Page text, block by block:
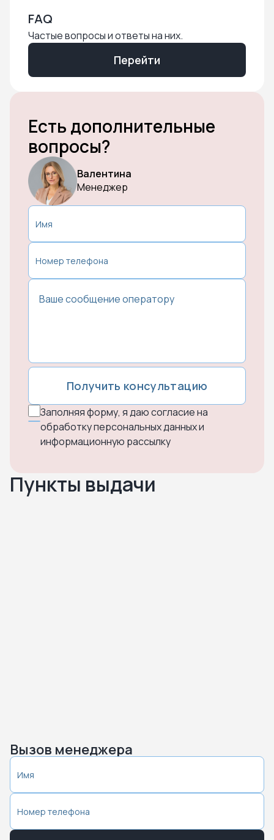
FAQ
Частые вопросы и ответы на них.
Перейти
Есть дополнительные
вопросы?
Валентина
Менеджер
Получить консультацию
Заполняя форму, я даю согласие на
обработку персональных данных и
информационную рассылку
Пункты выдачи
Нажмите чтобы посмотреть карту
Вызов менеджера